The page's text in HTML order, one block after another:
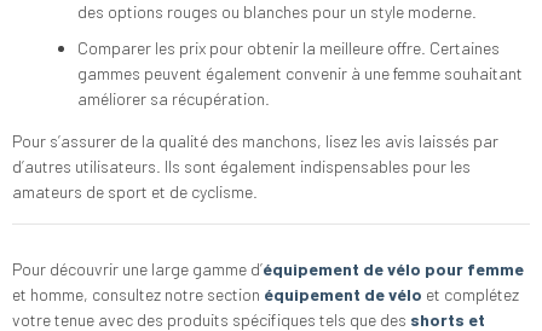
des options rouges ou blanches pour un style moderne.
Comparer les prix pour obtenir la meilleure offre. Certaines
gammes peuvent également convenir à une femme souhaitant
améliorer sa récupération.
Pour s’assurer de la qualité des manchons, lisez les avis laissés par
d’autres utilisateurs. Ils sont également indispensables pour les
amateurs de sport et de cyclisme.
Pour découvrir une large gamme d’équipement de vélo pour femme
et homme, consultez notre section équipement de vélo et complétez
votre tenue avec des produits spécifiques tels que des shorts et